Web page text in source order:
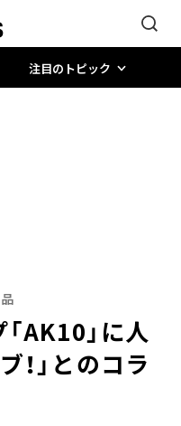
注目のトピック
AK10」に人
！」とのコラ